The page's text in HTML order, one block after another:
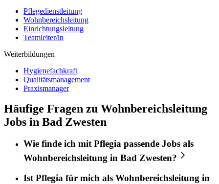
Pflegedienstleitung
Wohnbereichsleitung
Einrichtungsleitung
Teamleiter/in
Weiterbildungen
Hygienefachkraft
Qualitätsmanagement
Praxismanager
Häufige Fragen zu Wohnbereichsleitung
Jobs in Bad Zwesten
Wie finde ich mitPflegia passende Jobs als
Wohnbereichsleitung in Bad Zwesten?
Ist Pflegia für mich als Wohnbereichsleitung in